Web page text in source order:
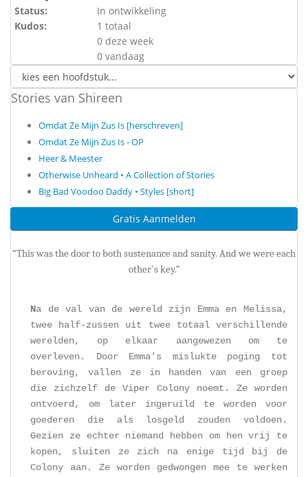
Status:
In ontwikkeling
Kudos:
1 totaal
0 deze week
0 vandaag
Stories van Shireen
Omdat Ze Mijn Zus Is [herschreven]
Omdat Ze Mijn Zus Is - OP
Heer & Meester
Otherwise Unheard • A Collection of Stories
Big Bad Voodoo Daddy • Styles [short]
Gratis Aanmelden
“This was the door to both sustenance and sanity. And we were each
other's key.”
Na de val van de wereld zijn Emma en Melissa,
twee half-zussen uit twee totaal verschillende
werelden, op elkaar aangewezen om te
overleven. Door Emma's mislukte poging tot
beroving, vallen ze in handen van een groep
die zichzelf de Viper Colony noemt. Ze worden
ontvoerd, om later ingeruild te worden voor
goederen die als losgeld zouden voldoen.
Gezien ze echter niemand hebben om hen vrij te
kopen, sluiten ze zich na enige tijd bij de
Colony aan. Ze worden gedwongen mee te werken